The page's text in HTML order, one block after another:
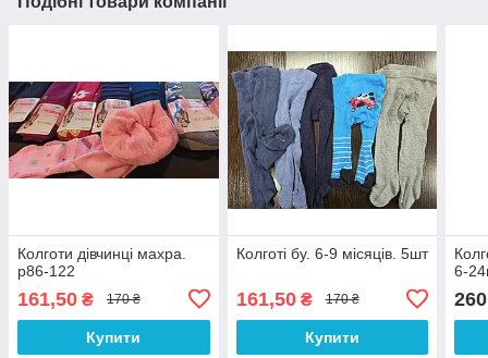
Колготи дівчинці махра.
р86-122
161,50 ₴ 170 ₴
Купити
Колготі бу. 6-9 місяців. 5шт
161,50₴ 170 ₴
Купити
6-
260